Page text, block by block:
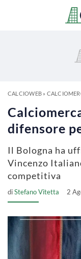
CALCIOWEB»
difensore
Il Bologna ha
Vincenzo
competitiva
diStefano Vitetta 2